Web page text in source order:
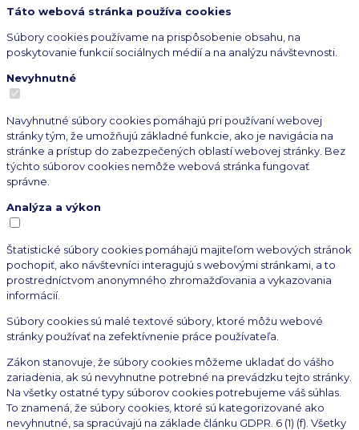
Táto webová stránka používa cookies
Súbory cookies používame na prispôsobenie obsahu, na
poskytovanie funkcií sociálnych médií a na analýzu návštevnosti.
Nevyhnutné
Navyhnutné súbory cookies pomáhajú pri používaní webovej
stránky tým, že umožňujú základné funkcie, ako je navigácia na
stránke a prístup do zabezpečených oblastí webovej stránky. Bez
týchto súborov cookies nemôže webová stránka fungovať
správne.
Analýza a výkon
Štatistické súbory cookies pomáhajú majiteľom webových stránok
pochopiť, ako návštevníci interagujú s webovými stránkami, a to
prostredníctvom anonymného zhromažďovania a vykazovania
informácií.
Súbory cookies sú malé textové súbory, ktoré môžu webové
stránky používať na zefektívnenie práce používateľa.
Zákon stanovuje, že súbory cookies môžeme ukladať do vášho
zariadenia, ak sú nevyhnutne potrebné na prevádzku tejto stránky.
Na všetky ostatné typy súborov cookies potrebujeme váš súhlas.
To znamená, že súbory cookies, ktoré sú kategorizované ako
nevyhnutné, sa spracúvajú na základe článku GDPR. 6 (1) (f). Všetky